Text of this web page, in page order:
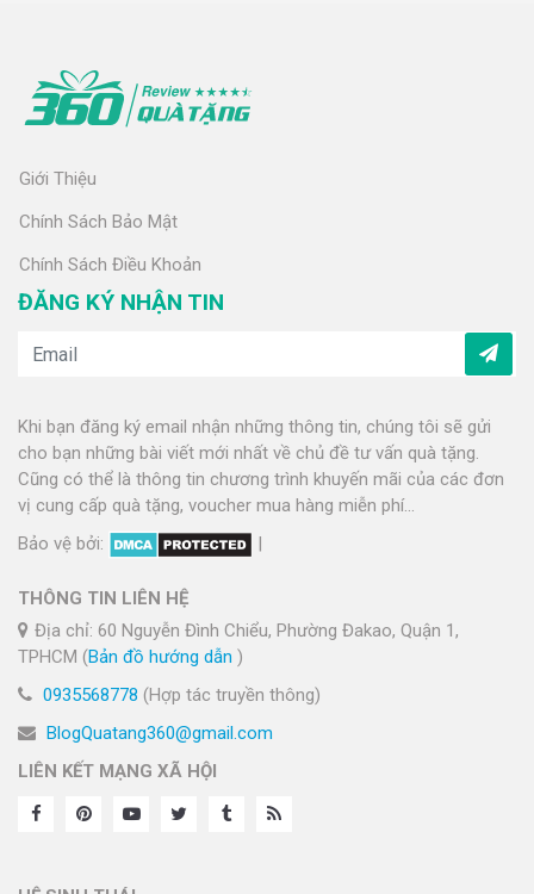
Giới Thiệu
Chính Sách Bảo Mật
Chính Sách Điều Khoản
ĐĂNG KÝ NHẬN TIN
Khi bạn đăng ký email nhận những thông tin, chúng tôi sẽ gửi
cho bạn những bài viết mới nhất về chủ đề tư vấn quà tặng.
Cũng có thể là thông tin chương trình khuyến mãi của các đơn
vị cung cấp quà tặng, voucher mua hàng miễn phí...
Bảo vệ bởi:
|
THÔNG TIN LIÊN HỆ
Địa chỉ: 60 Nguyễn Đình Chiểu, Phường Đakao, Quận 1,
TPHCM (Bản đồ hướng dẫn )
0935568778 (Hợp tác truyền thông)
BlogQuatang360@gmail.com
LIÊN KẾT MẠNG XÃ HỘI